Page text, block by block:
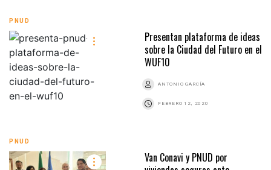
PNUD
Presentan plataforma de ideas
sobre la Ciudad del Futuro en el
WUF10
ANTONIO GARCÍA
FEBRERO 12, 2020
PNUD
Van Conavi y PNUD por